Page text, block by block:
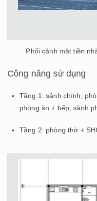
Phối cảnh mặt tiền
Công năng sử dụng
Tầng 1: sảnh chính,
phòng ăn + bếp, sảnh
Tầng 2: phòng thờ +